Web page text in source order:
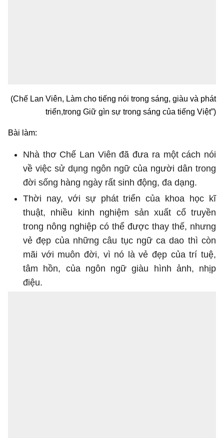
(Chế Lan Viên, Làm cho tiếng nói trong sáng, giàu và phát
triển,trong Giữ gìn sự trong sáng của tiếng Việt”)
Bài làm:
Nhà thơ Chế Lan Viên đã đưa ra một cách nói
về việc sử dụng ngôn ngữ của người dân trong
đời sống hàng ngày rất sinh động, đa dạng.
Thời nay, với sự phát triển của khoa học kĩ
thuật, nhiều kinh nghiệm sản xuất cổ truyền
trong nông nghiệp có thể được thay thế, nhưng
vẻ đẹp của những câu tục ngữ ca dao thì còn
mãi với muôn đời, vì nó là vẻ đẹp của trí tuệ,
tâm hồn, của ngôn ngữ giàu hình ảnh, nhịp
điệu.